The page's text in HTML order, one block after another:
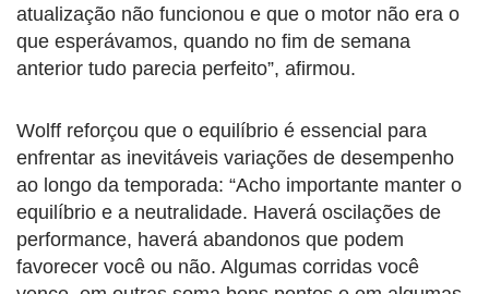
atualização não funcionou e que o motor não era o
que esperávamos, quando no fim de semana
anterior tudo parecia perfeito”, afirmou.
Wolff reforçou que o equilíbrio é essencial para
enfrentar as inevitáveis variações de desempenho
ao longo da temporada: “Acho importante manter o
equilíbrio e a neutralidade. Haverá oscilações de
performance, haverá abandonos que podem
favorecer você ou não. Algumas corridas você